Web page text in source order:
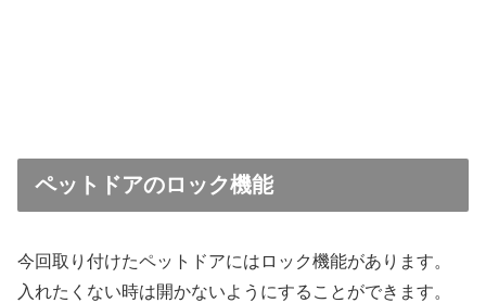
ペットドアのロック機能
今回取り付けたペットドアにはロック機能があります。
入れたくない時は開かないようにすることができます。